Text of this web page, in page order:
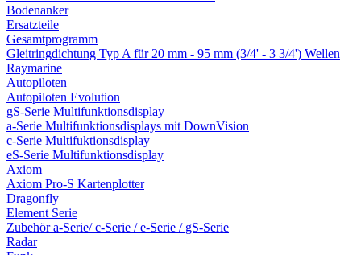
Bodenanker
Ersatzteile
Gesamtprogramm
Gleitringdichtung Typ A für 20 mm - 95 mm (3/4' - 3 3/4') Wellen
Raymarine
Autopiloten
Autopiloten Evolution
gS-Serie Multifunktionsdisplay
a-Serie Multifunktionsdisplays mit DownVision
c-Serie Multifuktionsdisplay
eS-Serie Multifunktionsdisplay
Axiom
Axiom Pro-S Kartenplotter
Dragonfly
Element Serie
Zubehör a-Serie/ c-Serie / e-Serie / gS-Serie
Radar